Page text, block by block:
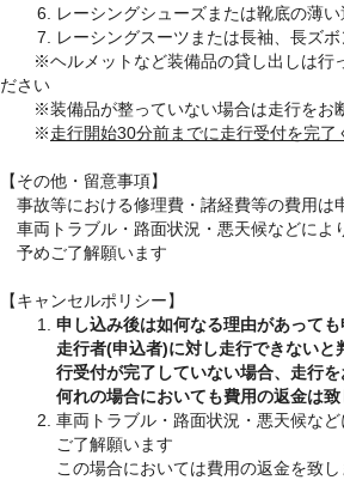
レーシングシューズまたは靴底の薄
レーシングスーツまたは長袖、長ズボ
※ヘルメットなど装備品の貸し出しは行っ
ださい
※装備品が整っていない場合は走行をお
※走行開始30分前までに走行受付を完了
【その他・留意事項】
事故等における修理費・諸経費等の費用は
車両トラブル・路面状況・悪天候などによ
予めご了解願います
【キャンセルポリシー】
申し込み後は如何なる理由があって
走行者(申込者)に対し走行できない
行受付が完了していない場合、走行
何れの場合においても費用の返金は
車両トラブル・路面状況・悪天候な
ご了解願います
この場合においては費用の返金を致